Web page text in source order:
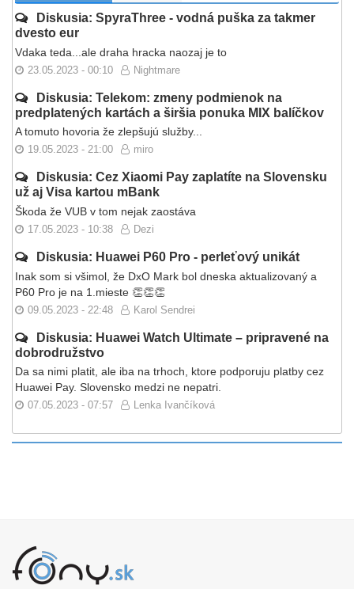
Diskusia: SpyraThree - vodná puška za takmer
dvesto eur
Vdaka teda...ale draha hracka naozaj je to
23.05.2023 - 00:10 Nightmare
Diskusia: Telekom: zmeny podmienok na
predplatených kartách a širšia ponuka MIX balíčkov
A tomuto hovoria že zlepšujú služby...
19.05.2023 - 21:00 miro
Diskusia: Cez Xiaomi Pay zaplatíte na Slovensku
už aj Visa kartou mBank
Škoda že VUB v tom nejak zaostáva
17.05.2023 - 10:38 Dezi
Diskusia: Huawei P60 Pro - perleťový unikát
Inak som si všimol, že DxO Mark bol dneska aktualizovaný a
P60 Pro je na 1.mieste 👏👏👏
09.05.2023 - 22:48 Karol Sendrei
Diskusia: Huawei Watch Ultimate – pripravené na
dobrodružstvo
Da sa nimi platit, ale iba na trhoch, ktore podporuju platby cez
Huawei Pay. Slovensko medzi ne nepatri.
07.05.2023 - 07:57 Lenka Ivančíková